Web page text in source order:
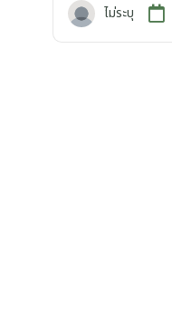
ไม่ระบุ